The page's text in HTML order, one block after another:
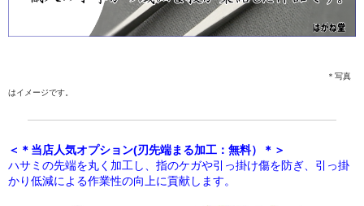
＊写真
はイメージです。
＜＊当店人気オプション(刃先端まる加工：無料）＊＞
ハサミの先端を丸く加工し、指のケガや引っ掛け傷を防ぎ、引っ掛
かり低減による作業性の向上に貢献します。